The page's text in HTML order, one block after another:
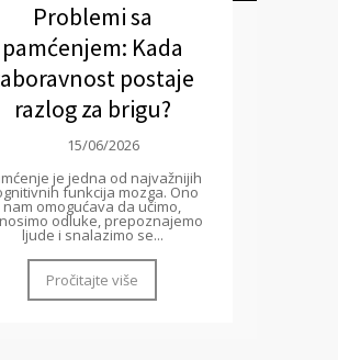
Problemi sa
pamćenjem: Kada
postaje
razlog za brigu?
15/06/2026
je jedna od najvažnijih
funkcija mozga. Ono
nam omogućava da učimo,
odluke, prepoznajemo
ljude i snalazimo se...
Pročitajte više